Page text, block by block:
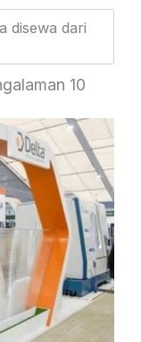
disewa dari
10